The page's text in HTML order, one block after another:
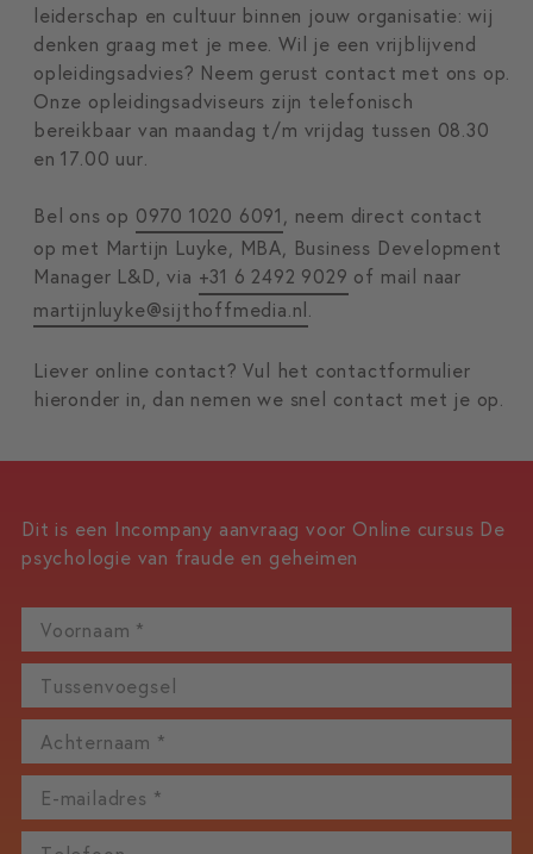
leiderschap en cultuur binnen jouw organisatie: wij
denken graag met je mee. Wil je een vrijblijvend
opleidingsadvies? Neem gerust contact met ons op.
Onze opleidingsadviseurs zijn telefonisch
bereikbaar van maandag t/m vrijdag tussen 08.30
en 17.00 uur.
Bel ons op 0970 1020 6091
, neem direct contact
op met Martijn Luyke, MBA, Business Development
Manager L&D, via +31 6 2492 9029 of mail naar
martijnluyke@sijthoffmedia.nl
Liever online contact? Vul het contactformulier
hieronder in, dan nemen we snel contact met je op.
Dit is een Incompany aanvraag voor Online cursus De
psychologie van fraude en geheimen